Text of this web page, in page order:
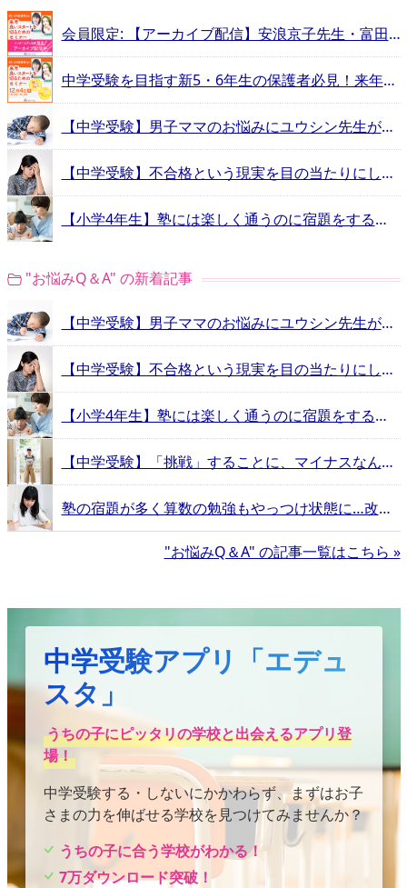
会員限定: 【アーカイブ配信】安浪京子先生・富田佐織先生による『来年良いスタートを切るためのセミナー』
中学受験を目指す新5・6年生の保護者必見！来年良いスタートを切るためのセミナー開催
【中学受験】男子ママのお悩みにユウシン先生が回答！“3つの嫌”を乗り越えるには？
【中学受験】不合格という現実を目の当たりにした親の心情は？入試前に見ておきたい先輩保護者のお悩み動画
【小学4年生】塾には楽しく通うのに宿題をすることが大嫌い！口出しするべき？放置すべき？
"お悩みQ＆A" の新着記事
【中学受験】男子ママのお悩みにユウシン先生が回答！“3つの嫌”を乗り越えるには？
【中学受験】不合格という現実を目の当たりにした親の心情は？入試前に見ておきたい先輩保護者のお悩み動画
【小学4年生】塾には楽しく通うのに宿題をすることが大嫌い！口出しするべき？放置すべき？
【中学受験】「挑戦」することに、マイナスなんかない。スクールカウンセラーが回答するお悩みQ&A
塾の宿題が多く算数の勉強もやっつけ状態に…改善方法は？
"お悩みQ＆A" の記事一覧はこちら »
中学受験アプリ「エデュ
スタ」
うちの子にピッタリの学校と出会えるアプリ登
場！
中学受験する・しないにかかわらず、まずはお子
さまの力を伸ばせる学校を見つけてみませんか？
うちの子に合う学校がわかる！
7万ダウンロード突破！